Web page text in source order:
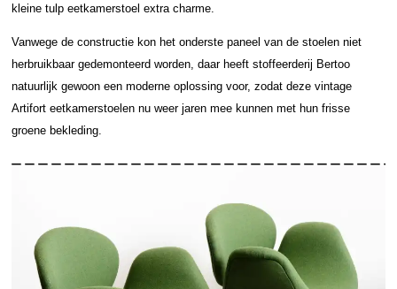
kleine tulp eetkamerstoel extra charme.
Vanwege de constructie kon het onderste paneel van de stoelen niet
herbruikbaar gedemonteerd worden, daar heeft stoffeerderij Bertoo
natuurlijk gewoon een moderne oplossing voor, zodat deze vintage
Artifort eetkamerstoelen nu weer jaren mee kunnen met hun frisse
groene bekleding.